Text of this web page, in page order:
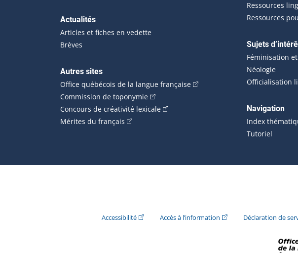
Actualités
Articles et fiches en vedette
Brèves
Autres sites
Office québécois de la langue française(Cet hyperlien externe s'ouvrira
Commission de toponymie(Cet hyperlien externe s'ouvrira dans une
Concours de créativité lexicale(Cet hyperlien externe s'ouvrira dans une
Mérites du français (Cet hyperlien externe s'ouvrira dans une nouvelle
Ressources
Ressources
Sujets
Féminisation
Néologie
Officialisation
Navigation
Index
Tutoriel
Accessibilité(Cet hyperlien externe s'ouvrira dans une nouvelle
Accès à l’information (Cet hyperlien externe
Déclaration de